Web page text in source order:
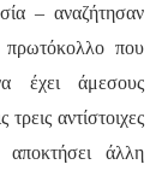
– αναζήτησαν
που
έχει άμεσους
αντίστοιχες
άλλη